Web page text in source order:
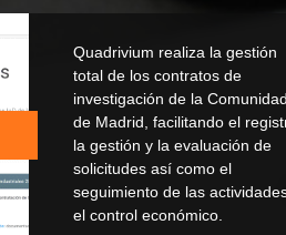
Quadrivium realiza la gestión
total de los contratos de
investigación de la Comunidad
de Madrid, facilitando el
la gestión y la evaluación de
solicitudes así como el
seguimiento de las
el control económico.